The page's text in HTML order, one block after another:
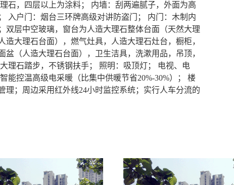
石，四层以上为涂料； 内墙：刮两遍腻子，外面为高
入户门：烟台三环牌高级对讲防盗门； 内门：木制内
层中空玻璃，窗台为人造大理石整体台面（天然大理
大理石台面），燃气灶具，人造大理石灶台，橱柜，
（人造大理石台面），卫生洁具，洗漱用品，吊顶，
理石踏步，不锈钢扶手； 照明：吸顶灯； 电视、电
能控温高级电采暖（比集中供暖节省20%-30%）； 楼
；周边采用红外线24小时监控系统；实行人车分流的